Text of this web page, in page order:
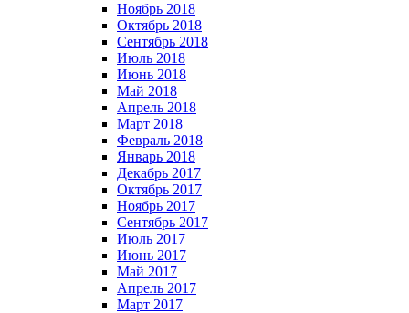
Ноябрь 2018
Октябрь 2018
Сентябрь 2018
Июль 2018
Июнь 2018
Май 2018
Апрель 2018
Март 2018
Февраль 2018
Январь 2018
Декабрь 2017
Октябрь 2017
Ноябрь 2017
Сентябрь 2017
Июль 2017
Июнь 2017
Май 2017
Апрель 2017
Март 2017